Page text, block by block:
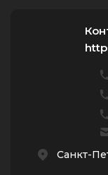
Санкт-